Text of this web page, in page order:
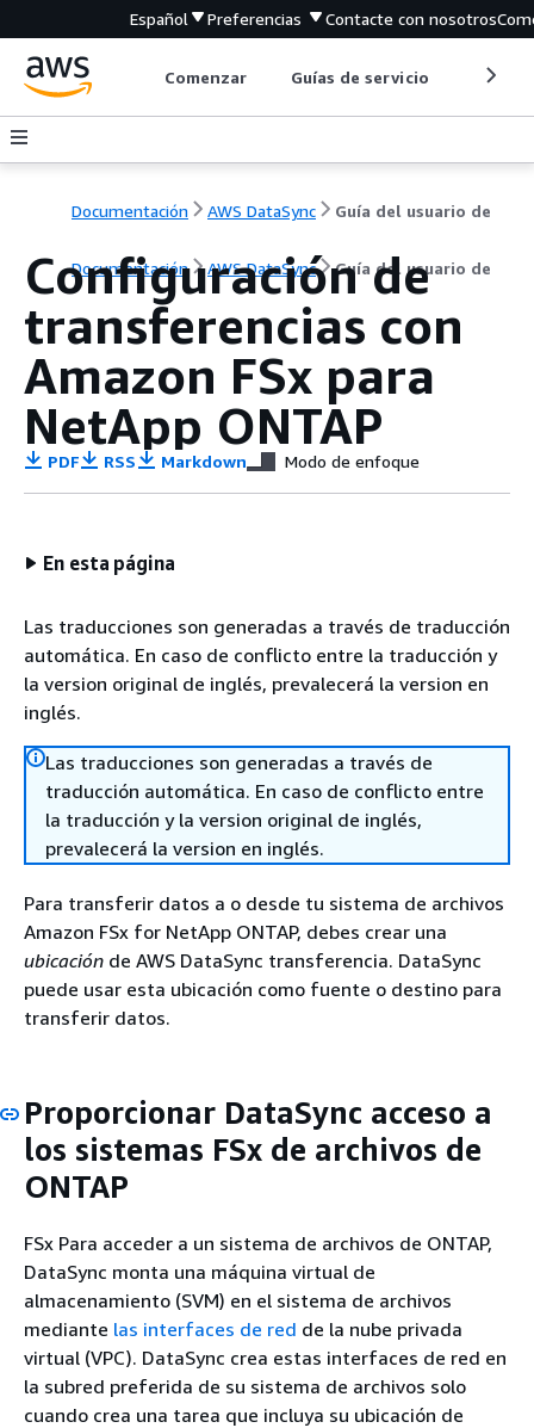
Español Preferencias Contacte con nosotros
Comenzar Guías de servicio
Documentación AWS DataSync Guía del usuario de
Documentación AWS DataSync Guía del usuario de
Configuración de
transferencias con
Amazon FSx para
NetApp ONTAP
PDF RSS Markdown Modo de enfoque
En esta página
Las traducciones son generadas a través de traducción
automática. En caso de conflicto entre la traducción y
la version original de inglés, prevalecerá la version en
inglés.
Las traducciones son generadas a través de
traducción automática. En caso de conflicto entre
la traducción y la version original de inglés,
prevalecerá la version en inglés.
Para transferir datos a o desde tu sistema de archivos
Amazon FSx for NetApp ONTAP, debes crear una
ubicación de AWS DataSync transferencia. DataSync
puede usar esta ubicación como fuente o destino para
transferir datos.
Proporcionar DataSync acceso a
los sistemas FSx de archivos de
ONTAP
FSx Para acceder a un sistema de archivos de ONTAP,
DataSync monta una máquina virtual de
almacenamiento (SVM) en el sistema de archivos
mediante las interfaces de red de la nube privada
virtual (VPC). DataSync crea estas interfaces de red en
la subred preferida de su sistema de archivos solo
cuando crea una tarea que incluya su ubicación de